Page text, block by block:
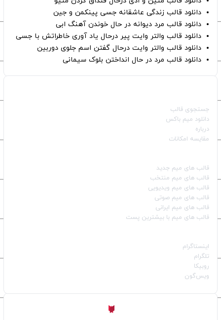
دانلود قالب زندگی عاشقانه جسی پینکمن و جین
دانلود قالب مرد دیوانه در حال خوندن آهنگ ابی
دانلود قالب والتر وایت پیر درحال یاد آوری خاطراتش با جسی
دانلود قالب والتر وایت درحال گفتن اسم جلوی دوربین
دانلود قالب مرد در حال انداختن بلوک سیمانی
جستجوی قالب
دانلود میم باکس
درباره
مقایسه امکانات
قالب‌ های میم جدید
قالب‌ های میم منتخب
قالب‌ های میم ویدیویی
قالب‌ های میم صوتی
قالب‌ های میم ایرانی
قالب‌ های میم با بیشترین پست
اینستاگرام
تلگرام
روبیکا
ویس‌گون